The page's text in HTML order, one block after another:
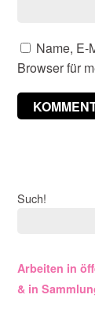
Name, E-
Browser für
Such!
Arbeiten in
& in